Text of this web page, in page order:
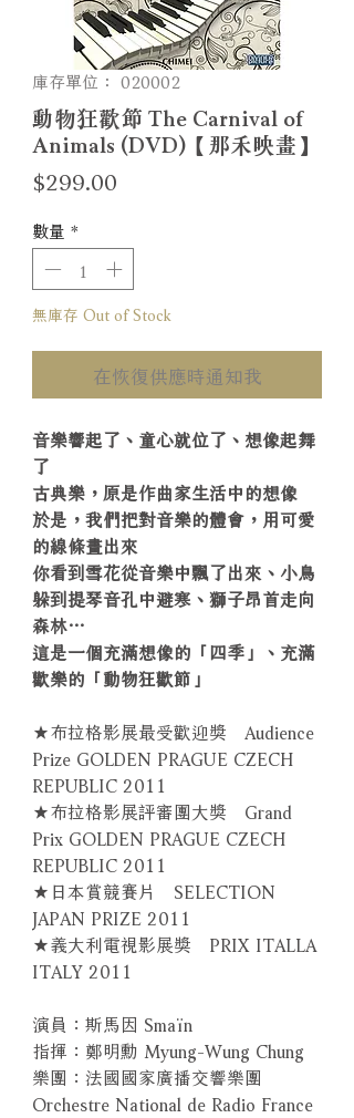
庫存單位： 020002
動物狂歡節 The Carnival of
Animals (DVD)【那禾映畫】
$299.00
數量 *
無庫存 Out of Stock
在恢復供應時通知我
音樂響起了、童心就位了、想像起舞
了
古典樂，原是作曲家生活中的想像
於是，我們把對音樂的體會，用可愛
的線條畫出來
你看到雪花從音樂中飄了出來、小鳥
躲到提琴音孔中避寒、獅子昂首走向
森林…
這是一個充滿想像的「四季」、充滿
歡樂的「動物狂歡節」
★布拉格影展最受歡迎獎 Audience
Prize GOLDEN PRAGUE CZECH
REPUBLIC 2011
★布拉格影展評審團大獎 Grand
Prix GOLDEN PRAGUE CZECH
REPUBLIC 2011
★日本賞競賽片 SELECTION
JAPAN PRIZE 2011
★義大利電視影展獎 PRIX ITALLA
ITALY 2011
演員：斯馬因 Smaïn
指揮：鄭明勳 Myung-Wung Chung
樂團：法國國家廣播交響樂團
Orchestre National de Radio France